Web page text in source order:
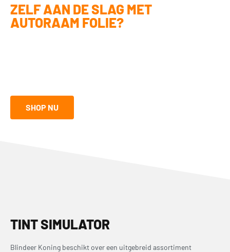
ZELF AAN DE SLAG MET
AUTORAAM FOLIE?
SHOP NU
TINT SIMULATOR
Blindeer Koning beschikt over een uitgebreid assortiment